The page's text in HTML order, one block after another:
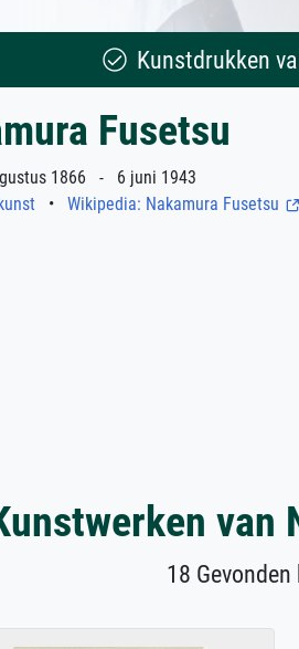
Kunstdrukken
Fusetsu
1866 - 6 juni 1943
• Wikipedia: Nakamura Fusetsu
van
18